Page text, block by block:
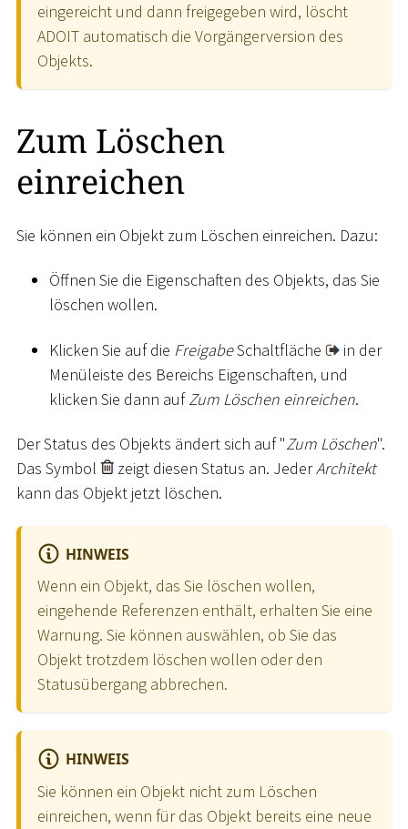
eingereicht und dann freigegeben wird, löscht
ADOIT automatisch die Vorgängerversion des
Objekts.
Zum Löschen
einreichen
Sie können ein Objekt zum Löschen einreichen. Dazu:
Öffnen Sie die Eigenschaften des Objekts, das Sie
löschen wollen.
Klicken Sie auf die FreigabeSchaltfläche
in der
Menüleiste des Bereichs Eigenschaften, und
klicken Sie dann aufZum Löschen einreichen.
Der Status des Objekts ändert sich auf "Zum Löschen".
Das Symbol
zeigt diesen Status an. JederArchitekt
kann das Objekt jetzt löschen.
HINWEIS
Wenn ein Objekt, das Sie löschen wollen,
eingehende Referenzen enthält, erhalten Sie eine
Warnung. Sie können auswählen, ob Sie das
Objekt trotzdem löschen wollen oder den
Statusübergang abbrechen.
HINWEIS
Sie können ein Objekt nicht zum Löschen
einreichen, wenn für das Objekt bereits eine neue